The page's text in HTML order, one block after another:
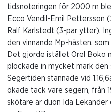
tidsnoteringen för 2000 m
Ecco Vendil-Emil Pettersson
Ralf Karlstedt (3-par ytter).
den vinnande Mp-hästen,
Det gjorde istället Orel Boko
plockade in mycket mark den
Segertiden stannade vid
ökade tack vare segern, från
skötare är duon Ida Lekander